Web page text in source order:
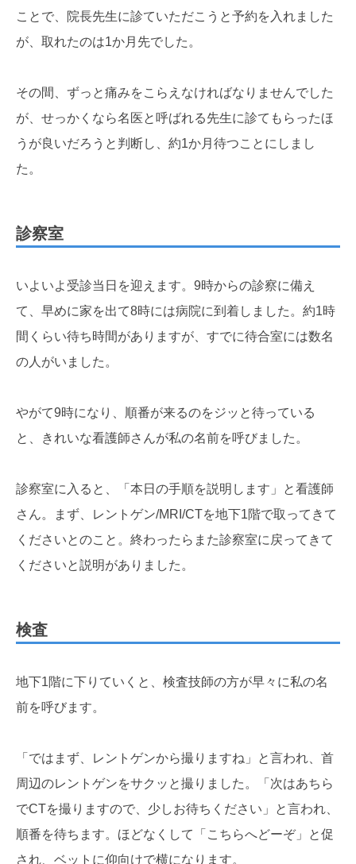
ことで、院長先生に診ていただこうと予約を入れました
が、取れたのは1か月先でした。
その間、ずっと痛みをこらえなければなりませんでした
が、せっかくなら名医と呼ばれる先生に診てもらったほ
うが良いだろうと判断し、約1か月待つことにしまし
た。
診察室
いよいよ受診当日を迎えます。9時からの診察に備え
て、早めに家を出て8時には病院に到着しました。約1時
間くらい待ち時間がありますが、すでに待合室には数名
の人がいました。
やがて9時になり、順番が来るのをジッと待っている
と、きれいな看護師さんが私の名前を呼びました。
診察室に入ると、「本日の手順を説明します」と看護師
さん。まず、レントゲン/MRI/CTを地下1階で取ってきて
くださいとのこと。終わったらまた診察室に戻ってきて
くださいと説明がありました。
検査
地下1階に下りていくと、検査技師の方が早々に私の名
前を呼びます。
「ではまず、レントゲンから撮りますね」と言われ、首
周辺のレントゲンをサクッと撮りました。「次はあちら
でCTを撮りますので、少しお待ちください」と言われ、
順番を待ちます。ほどなくして「こちらへどーぞ」と促
され、ベットに仰向けで横になります。